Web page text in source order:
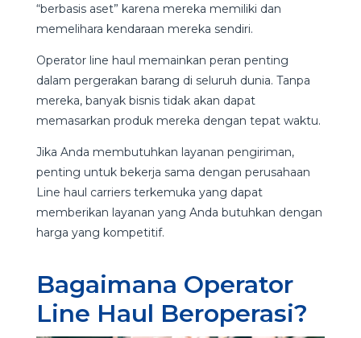
“berbasis aset” karena mereka memiliki dan
memelihara kendaraan mereka sendiri.
Operator line haul memainkan peran penting
dalam pergerakan barang di seluruh dunia. Tanpa
mereka, banyak bisnis tidak akan dapat
memasarkan produk mereka dengan tepat waktu.
Jika Anda membutuhkan layanan pengiriman,
penting untuk bekerja sama dengan perusahaan
Line haul carriers terkemuka yang dapat
memberikan layanan yang Anda butuhkan dengan
harga yang kompetitif.
Bagaimana Operator
Line Haul Beroperasi?